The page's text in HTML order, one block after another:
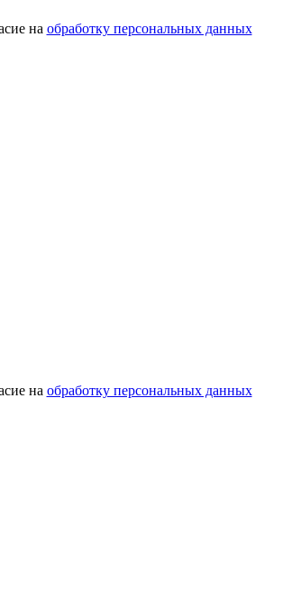
на обработку персональных данных
на обработку персональных данных